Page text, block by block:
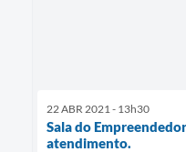
22 ABR 2021 - 13h30
Sala do
atendimento.